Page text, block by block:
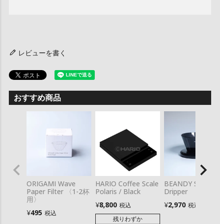
レビューを書く
おすすめ商品
ORIGAMI Wave
Paper Filter 〈1-2杯
用〉
¥495 税込
HARIO Coffee Scale
Polaris / Black
¥8,800 税込
残りわずか
BEANDY Silk
Dripper
¥2,970 税込